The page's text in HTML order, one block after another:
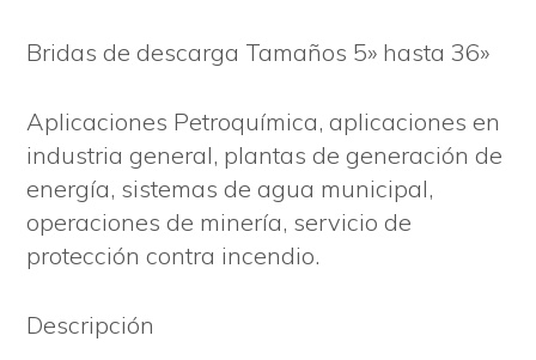
Bridas de descarga Tamaños 5» hasta 36»
Aplicaciones Petroquímica, aplicaciones en
industria general, plantas de generación de
energía, sistemas de agua municipal,
operaciones de minería, servicio de
protección contra incendio.
Descripción